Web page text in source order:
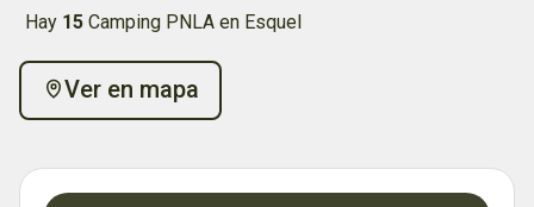
Hay 15 Camping PNLA en Esquel
Ver en mapa